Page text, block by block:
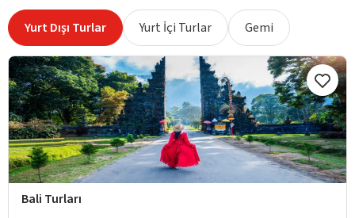
Yurt Dışı Turlar Yurt İçi Turlar Gemi
Bali Turları